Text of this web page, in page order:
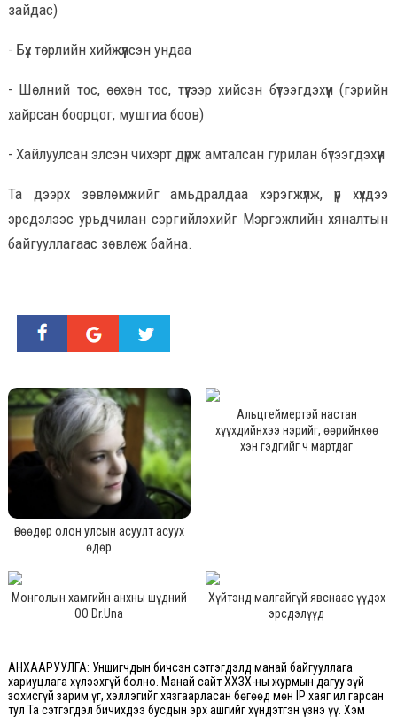
зайдас)
- Бүх төрлийн хийжүүлсэн ундаа
- Шөлний тос, өөхөн тос, түүгээр хийсэн бүтээгдэхүүн (гэрийн
хайрсан боорцог, мушгиа боов)
- Хайлуулсан элсэн чихэрт дүрж амталсан гурилан бүтээгдэхүүн
Та дээрх зөвлөмжийг амьдралдаа хэрэгжүүлж, үр хүүхдээ
эрсдэлээс урьдчилан сэргийлэхийг Мэргэжлийн хяналтын
байгууллагаас зөвлөж байна.
Өнөөдөр олон улсын асуулт асуух
өдөр
Альцгеймертэй настан
хүүхдийнхээ нэрийг, өөрийнхөө
хэн гэдгийг ч мартдаг
Монголын хамгийн анхны шүдний
ОО Dr.Una
Хүйтэнд малгайгүй явснаас үүдэх
эрсдэлүүд
АНХААРУУЛГА: Уншигчдын бичсэн сэтгэгдэлд манай байгууллага
хариуцлага хүлээхгүй болно. Манай сайт ХХЗХ-ны журмын дагуу зүй
зохисгүй зарим үг, хэллэгийг хязгаарласан бөгөөд мөн IP хаяг ил гарсан
тул Та сэтгэгдэл бичихдээ бусдын эрх ашгийг хүндэтгэн үзнэ үү. Хэм